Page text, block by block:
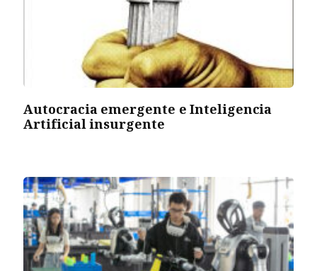
Autocracia emergente e Inteligencia
Artificial insurgente